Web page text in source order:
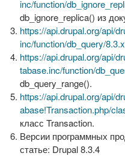
inc/function/
db_ignore_replica() из
https://api.drupal.org/api/
inc/function/db_query/8.3.x
https://api.drupal.org/api/
tabase.inc/function/
db_query_range().
https://api.drupal.org/api/
abase!Transaction.php/
класс Transaction.
Версии программных
статье: Drupal 8.3.4